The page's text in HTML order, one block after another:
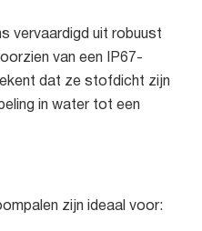
vervaardigd uit robuust
van een IP67-
dat ze stofdicht zijn
in water tot een
zijn ideaal voor: